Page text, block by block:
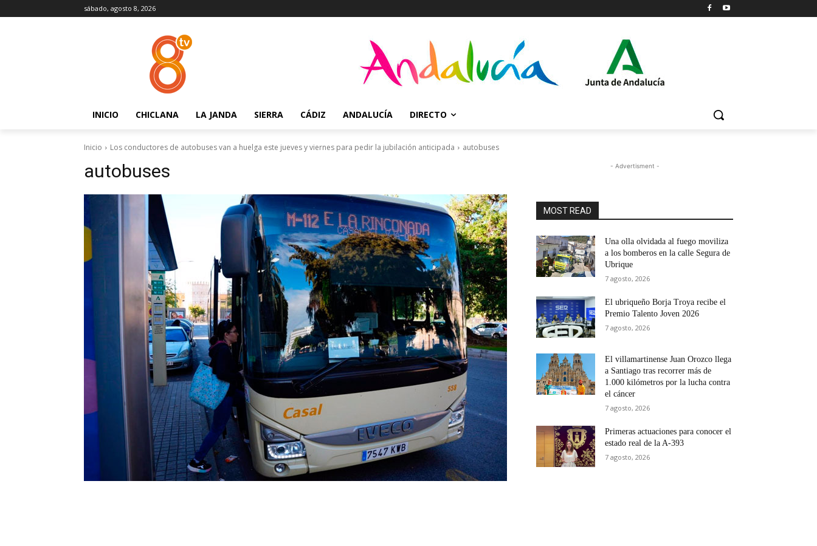
sábado, agosto 8, 2026
INICIO CHICLANA LA JANDA SIERRA CÁDIZ ANDALUCÍA DIRECTO
Inicio Los conductores de autobuses van a huelga este jueves y viernes para pedir la jubilación anticipada autobuses
autobuses - Advertisment -
MOST READ
Una olla olvidada al fuego moviliza
a los bomberos en la calle Segura de
Ubrique
7 agosto, 2026
El ubriqueño Borja Troya recibe el
Premio Talento Joven 2026
7 agosto, 2026
El villamartinense Juan Orozco llega
a Santiago tras recorrer más de
1.000 kilómetros por la lucha contra
el cáncer
7 agosto, 2026
Primeras actuaciones para conocer el
estado real de la A-393
7 agosto, 2026